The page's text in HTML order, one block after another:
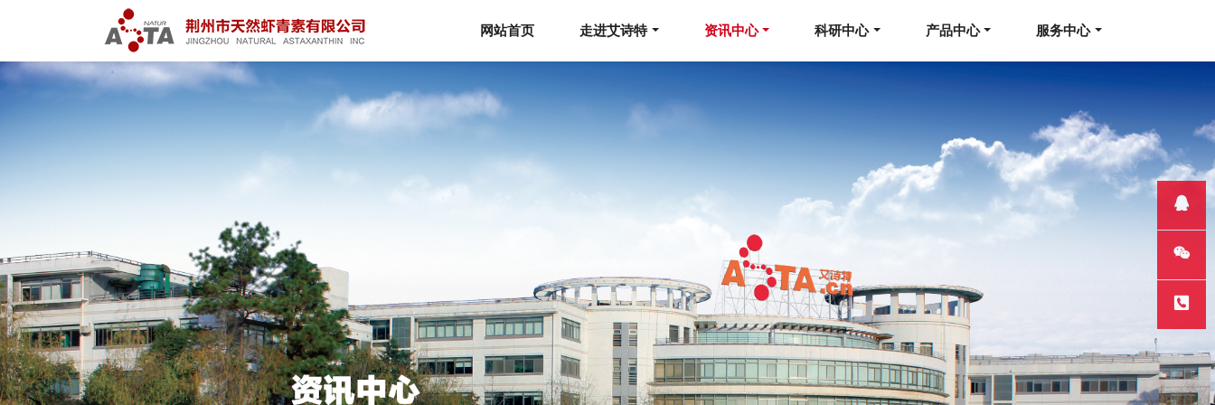
网站首页 走进艾诗特 资讯中心 科研中心 产品中心 服务中心
QQ客服
微信
热线